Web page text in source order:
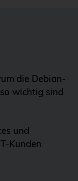
die Debian-
wichtig sind
und
Kunden